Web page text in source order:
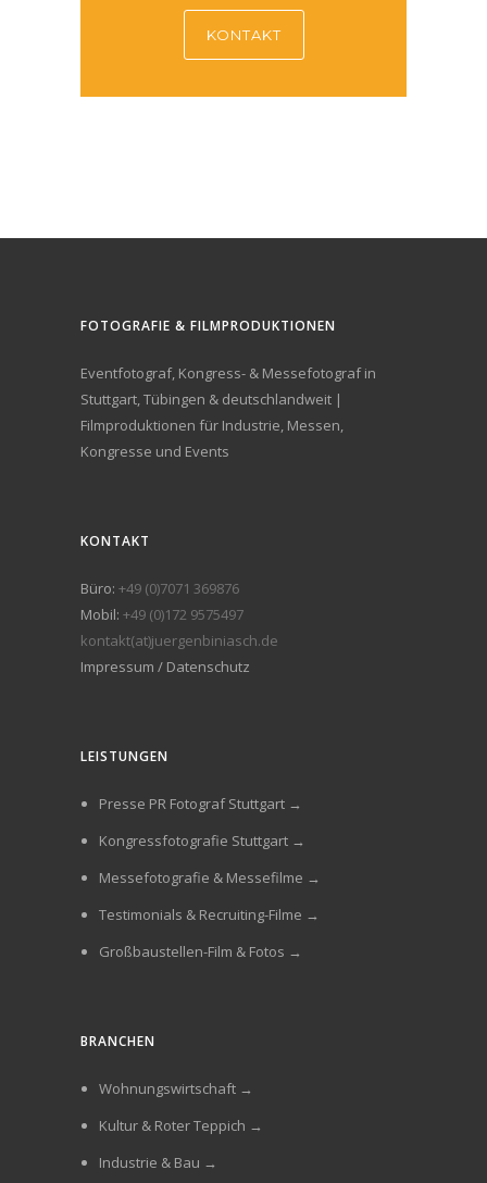
KONTAKT
FOTOGRAFIE & FILMPRODUKTIONEN
Eventfotograf, Kongress- & Messefotograf in
Stuttgart, Tübingen & deutschlandweit |
Filmproduktionen für Industrie, Messen,
Kongresse und Events
KONTAKT
Büro: +49 (0)7071 369876
Mobil: +49 (0)172 9575497
kontakt(at)juergenbiniasch.de
Impressum / Datenschutz
LEISTUNGEN
Presse PR Fotograf Stuttgart →
Kongressfotografie Stuttgart →
Messefotografie & Messefilme →
Testimonials & Recruiting-Filme →
Großbaustellen-Film & Fotos →
BRANCHEN
Wohnungswirtschaft →
Kultur & Roter Teppich →
Industrie & Bau →